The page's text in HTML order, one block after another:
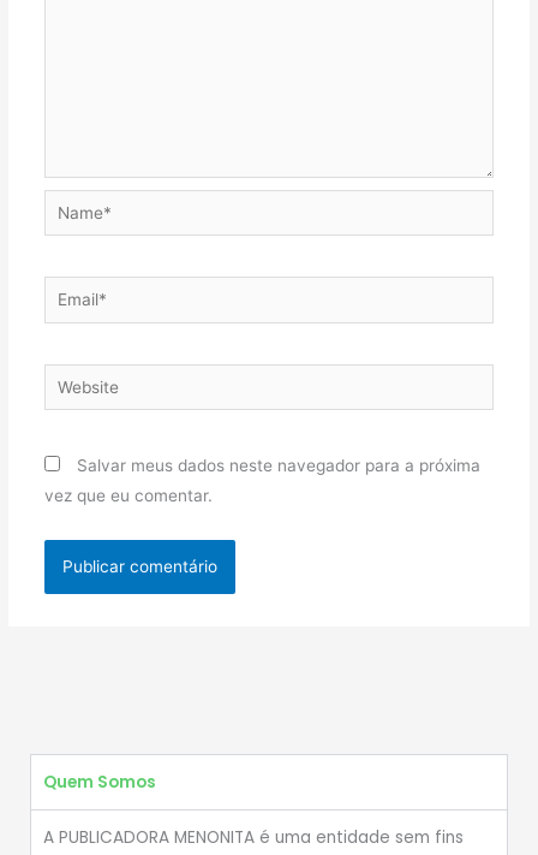
Name*
Email*
Website
Salvar meus dados neste navegador para a próxima
vez que eu comentar.
Quem Somos
A PUBLICADORA MENONITA é uma entidade sem fins